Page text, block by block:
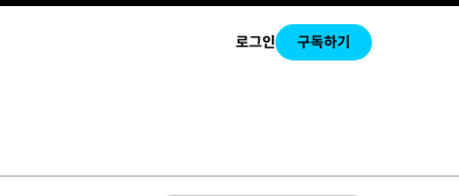
로그인 구독하기